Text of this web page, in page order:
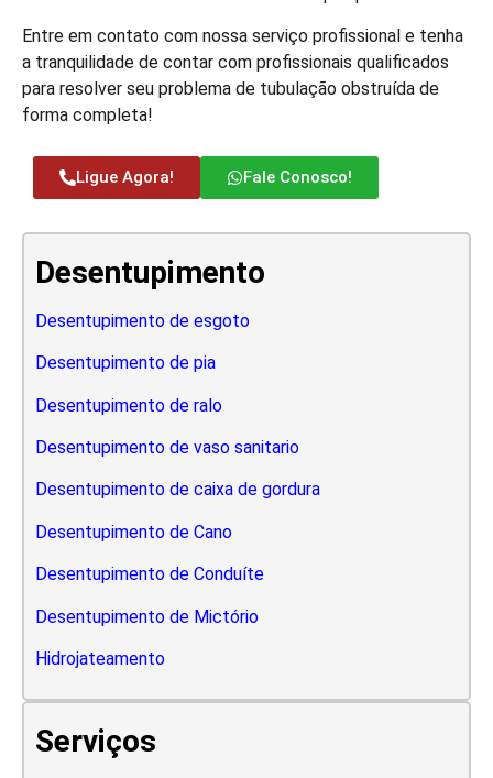
Entre em contato com nossa serviço profissional e tenha
a tranquilidade de contar com profissionais qualificados
para resolver seu problema de tubulação obstruída de
forma completa!
Ligue Agora! Fale Conosco!
Desentupimento
Desentupimento de esgoto
Desentupimento de pia
Desentupimento de ralo
Desentupimento de vaso sanitario
Desentupimento de caixa de gordura
Desentupimento de Cano
Desentupimento de Conduíte
Desentupimento de Mictório
Hidrojateamento
Serviços